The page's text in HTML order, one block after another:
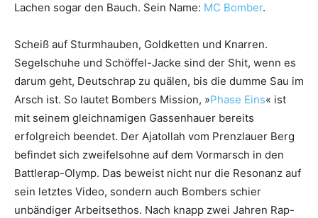
Lachen sogar den Bauch. Sein Name: MC Bomber.
Scheiß auf Sturmhauben, Goldketten und Knarren.
Segelschuhe und Schöffel-Jacke sind der Shit, wenn es
darum geht, Deutschrap zu quälen, bis die dumme Sau im
Arsch ist. So lautet Bombers Mission, »Phase Eins« ist
mit seinem gleichnamigen Gassenhauer bereits
erfolgreich beendet. Der Ajatollah vom Prenzlauer Berg
befindet sich zweifelsohne auf dem Vormarsch in den
Battlerap-Olymp. Das beweist nicht nur die Resonanz auf
sein letztes Video, sondern auch Bombers schier
unbändiger Arbeitsethos. Nach knapp zwei Jahren Rap-